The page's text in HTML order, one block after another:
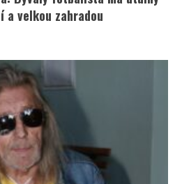
a velkou zahradou